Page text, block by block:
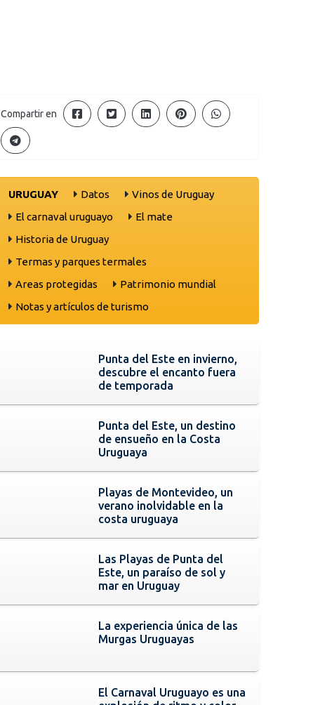
Compartir en
URUGUAY Datos
Vinos de Uruguay
El carnaval uruguayo
El mate
Historia de Uruguay
Termas y parques termales
Areas protegidas
Patrimonio mundial
Notas y artículos de turismo
Punta del Este en invierno,
descubre el encanto fuera
de temporada
Punta del Este, un destino
de ensueño en la Costa
Uruguaya
Playas de Montevideo, un
verano inolvidable en la
costa uruguaya
Las Playas de Punta del
Este, un paraíso de sol y
mar en Uruguay
La experiencia única de las
Murgas Uruguayas
El Carnaval Uruguayo es una